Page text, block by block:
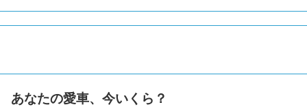
あなたの愛車、今いくら？